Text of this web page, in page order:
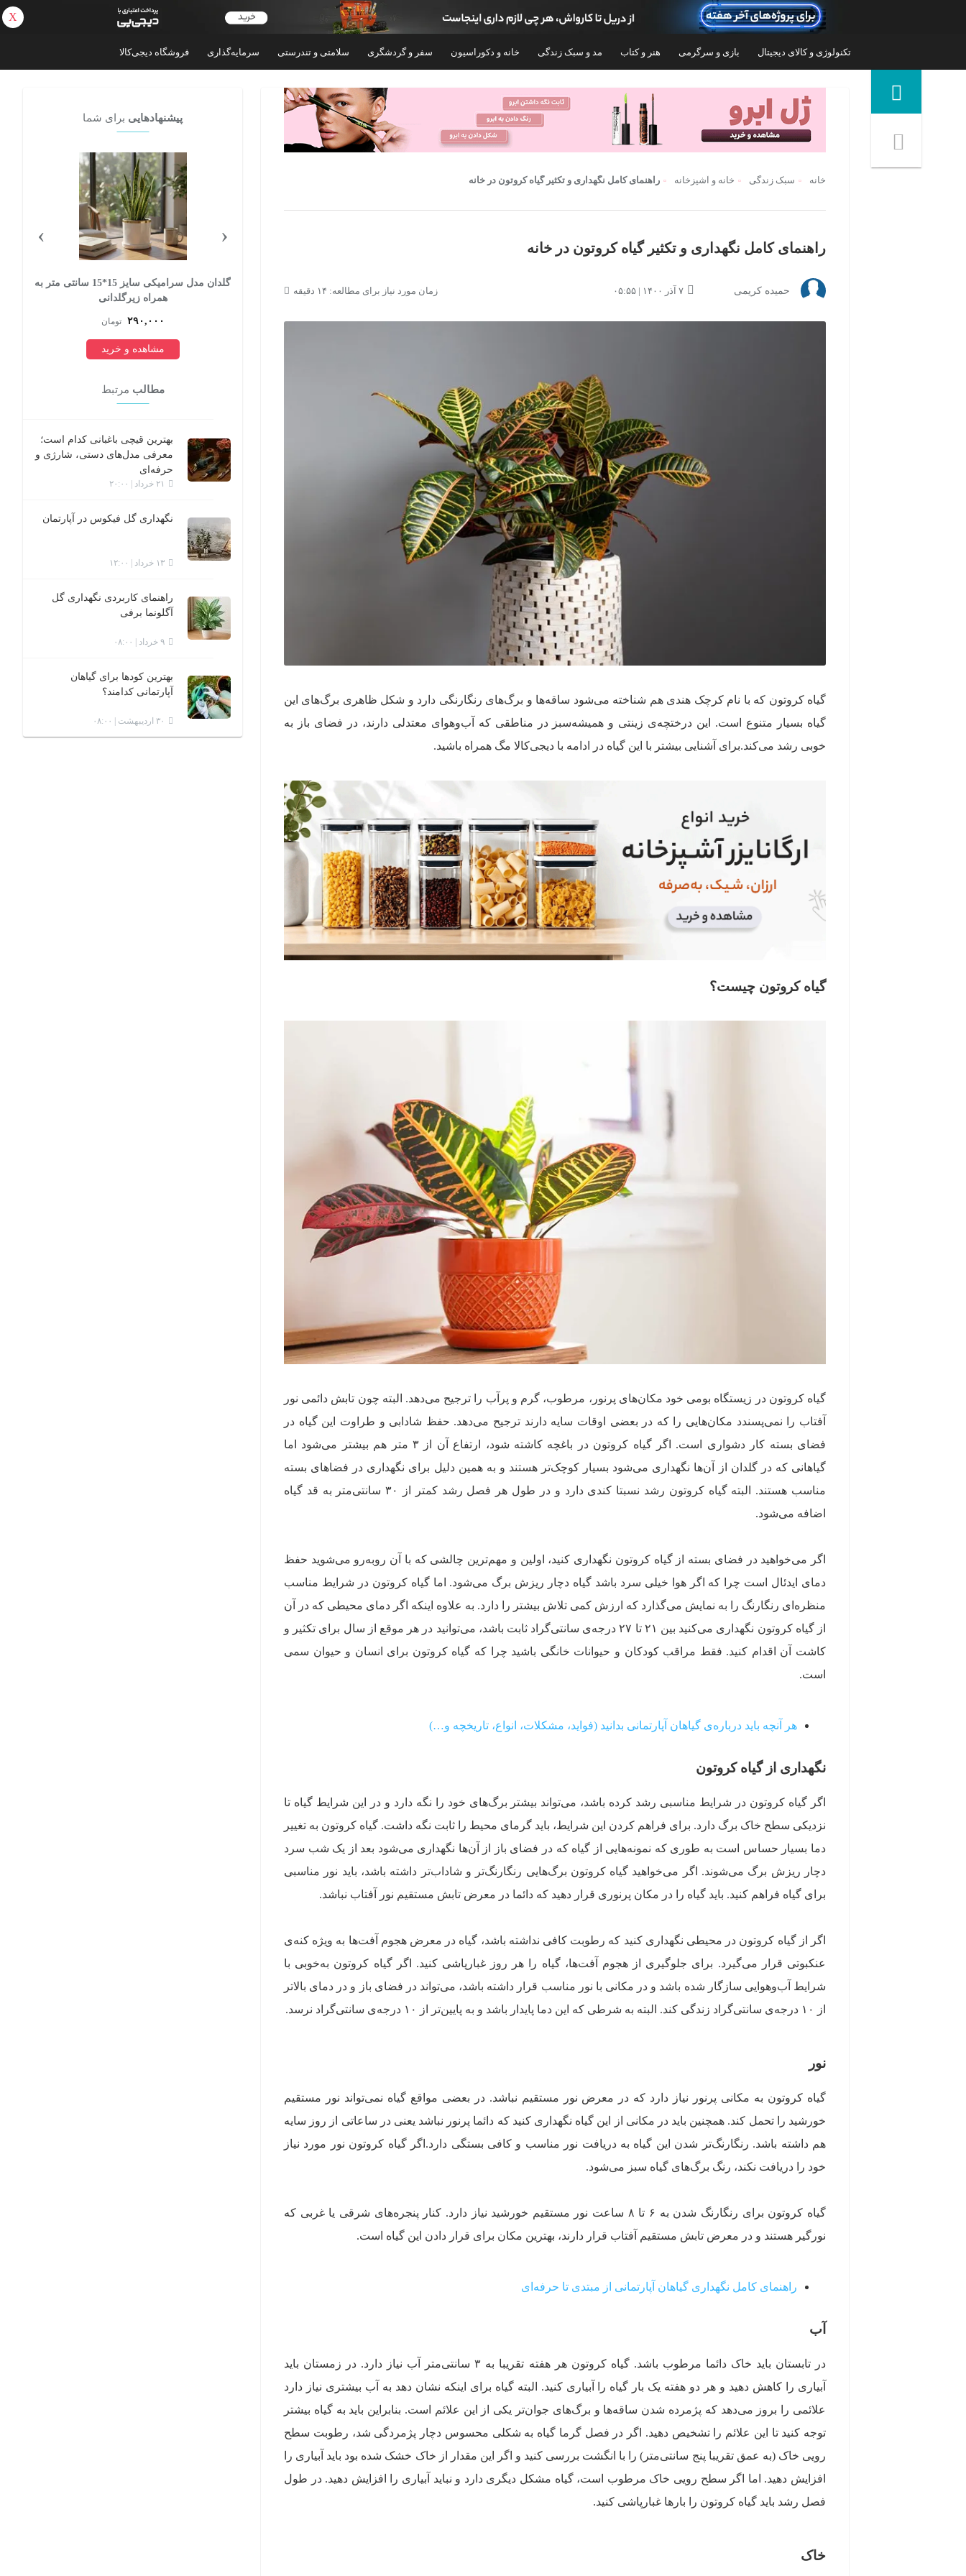
تکنولوژی و کالای دیجیتال بازی و سرگرمی هنر و کتاب مد و سبک زندگی خانه و دکوراسیون سفر و گردشگری سلامتی و تندرستی سرمایه‌گذاری فروشگاه دیجی‌کالا
منوی ناوبری خرده نان
خانه سبک زندگی خانه و آشپزخانه راهنمای کامل نگهداری و تکثیر گیاه کروتون در خانه
راهنمای کامل نگهداری و تکثیر گیاه کروتون در خانه
حمیده کریمی ۷ آذر ۱۴۰۰ | ۰۵:۵۵ زمان مورد نیاز برای مطالعه: ۱۴ دقیقه
گیاه کروتون که با نام کرچک هندی هم شناخته می‌شود ساقه‌ها و برگ‌های رنگارنگی دارد و شکل ظاهری برگ‌های این
گیاه بسیار متنوع است. این درختچه‌ی زینتی و همیشه‌سبز در مناطقی که آب‌وهوای معتدلی دارند، در فضای باز به
خوبی رشد می‌کند.برای آشنایی بیشتر با این گیاه در ادامه با دیجی‌کالا مگ همراه باشید.
گیاه کروتون چیست؟
گیاه کروتون در زیستگاه بومی خود مکان‌های پرنور، مرطوب، گرم و پرآب را ترجیح می‌دهد. البته چون تابش دائمی نور
آفتاب را نمی‌پسندد مکان‌هایی را که در بعضی اوقات سایه دارند ترجیح می‌دهد. حفظ شادابی و طراوت این گیاه در
فضای بسته کار دشواری است. اگر گیاه کروتون در باغچه کاشته شود، ارتفاع آن از ۳ متر هم بیشتر می‌شود اما
گیاهانی که در گلدان از آن‌ها نگهداری می‌شود بسیار کوچک‌تر هستند و به همین دلیل برای نگهداری در فضاهای بسته
مناسب هستند. البته گیاه کروتون رشد نسبتا کندی دارد و در طول هر فصل رشد کمتر از ۳۰ سانتی‌متر به قد گیاه
اضافه می‌شود.
اگر می‌خواهید در فضای بسته از گیاه کروتون نگهداری کنید، اولین و مهم‌ترین چالشی که با آن روبه‌رو می‌شوید حفظ
دمای ایدئال است چرا که اگر هوا خیلی سرد باشد گیاه دچار ریزش برگ می‌شود. اما گیاه کروتون در شرایط مناسب
منظره‌ای رنگارنگ را به نمایش می‌گذارد که ارزش کمی تلاش بیشتر را دارد. به علاوه اینکه اگر دمای محیطی که در آن
از گیاه کروتون نگهداری می‌کنید بین ۲۱ تا ۲۷ درجه‌ی سانتی‌گراد ثابت باشد، می‌توانید در هر موقع از سال برای تکثیر و
کاشت آن اقدام کنید. فقط مراقب کودکان و حیوانات خانگی باشید چرا که گیاه کروتون برای انسان و حیوان سمی
است.
هر آنچه باید درباره‌ی گیاهان آپارتمانی بدانید (فواید، مشکلات، انواع، تاریخچه و…)
نگهداری از گیاه کروتون
اگر گیاه کروتون در شرایط مناسبی رشد کرده باشد، می‌تواند بیشتر برگ‌های خود را نگه دارد و در این شرایط گیاه تا
نزدیکی سطح خاک برگ دارد. برای فراهم کردن این شرایط، باید گرمای محیط را ثابت نگه داشت. گیاه کروتون به تغییر
دما بسیار حساس است به طوری که نمونه‌هایی از گیاه که در فضای باز از آن‌ها نگهداری می‌شود بعد از یک شب سرد
دچار ریزش برگ می‌شوند. اگر می‌خواهید گیاه کروتون برگ‌هایی رنگارنگ‌تر و شاداب‌تر داشته باشد، باید نور مناسبی
برای گیاه فراهم کنید. باید گیاه را در مکان پرنوری قرار دهید که دائما در معرض تابش مستقیم نور آفتاب نباشد.
اگر از گیاه کروتون در محیطی نگهداری کنید که رطوبت کافی نداشته باشد، گیاه در معرض هجوم آفت‌ها به ویژه کنه‌ی
عنکبوتی قرار می‌گیرد. برای جلوگیری از هجوم آفت‌ها، گیاه را هر روز غبارپاشی کنید. اگر گیاه کروتون به‌خوبی با
شرایط آب‌وهوایی سازگار شده باشد و در مکانی با نور مناسب قرار داشته باشد، می‌تواند در فضای باز و در دمای بالاتر
از ۱۰ درجه‌ی سانتی‌گراد زندگی کند. البته به شرطی که این دما پایدار باشد و به پایین‌تر از ۱۰ درجه‌ی سانتی‌گراد نرسد.
نور
گیاه کروتون به مکانی پرنور نیاز دارد که در معرض نور مستقیم نباشد. در بعضی مواقع گیاه نمی‌تواند نور مستقیم
خورشید را تحمل کند. همچنین باید در مکانی از این گیاه نگهداری کنید که دائما پرنور نباشد یعنی در ساعاتی از روز سایه
هم داشته باشد. رنگارنگ‌تر شدن این گیاه به دریافت نور مناسب و کافی بستگی دارد.اگر گیاه کروتون نور مورد نیاز
خود را دریافت نکند، رنگ برگ‌های گیاه سبز می‌شود.
گیاه کروتون برای رنگارنگ شدن به ۶ تا ۸ ساعت نور مستقیم خورشید نیاز دارد. کنار پنجره‌های شرقی یا غربی که
نورگیر هستند و در معرض تابش مستقیم آفتاب قرار دارند، بهترین مکان برای قرار دادن این گیاه است.
راهنمای کامل نگهداری گیاهان آپارتمانی از مبتدی تا حرفه‌ای
آب
در تابستان باید خاک دائما مرطوب باشد. گیاه کروتون هر هفته تقریبا به ۳ سانتی‌متر آب نیاز دارد. در زمستان باید
آبیاری را کاهش دهید و هر دو هفته یک بار گیاه را آبیاری کنید. البته گیاه برای اینکه نشان دهد به آب بیشتری نیاز دارد
علائمی را بروز می‌دهد که پژمرده شدن ساقه‌ها و برگ‌های جوان‌تر یکی از این علائم است. بنابراین باید به گیاه بیشتر
توجه کنید تا این علائم را تشخیص دهید. اگر در فصل گرما گیاه به شکلی محسوس دچار پژمردگی شد، رطوبت سطح
رویی خاک (به عمق تقریبا پنج سانتی‌متر) را با انگشت بررسی کنید و اگر این مقدار از خاک خشک شده بود باید آبیاری را
افزایش دهید. اما اگر سطح رویی خاک مرطوب است، گیاه مشکل دیگری دارد و نباید آبیاری را افزایش دهید. در طول
فصل رشد باید گیاه کروتون را بارها غبارپاشی کنید.
خاک
پیشنهادهایی برای شما
زیرگلدانی مدل p8 - 21.8 cm (17)
۹۵,۰۰۰ تومان ۳۵۰,۰۰۰ تومان ۱۶۰,۰۰۰ تومان
گلدان مدل سرامیکی سایز 15*15 سانتی متر به
همراه زیرگلدانی
۲۹۰,۰۰۰ تومان
مشاهده و خرید
‹
›
مطالب مرتبط
بهترین قیچی باغبانی کدام است؛
معرفی مدل‌های دستی، شارژی و
حرفه‌ای
۲۱ خرداد | ۲۰:۰۰
نگهداری گل فیکوس در آپارتمان
۱۳ خرداد | ۱۲:۰۰
راهنمای کاربردی نگهداری گل
آگلونما برفی
۹ خرداد | ۰۸:۰۰
بهترین کودها برای گیاهان
آپارتمانی کدامند؟
۳۰ اردیبهشت | ۰۸:۰۰
X